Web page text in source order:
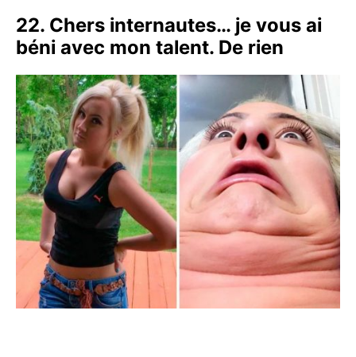
22. Chers internautes… je vous ai
béni avec mon talent. De rien